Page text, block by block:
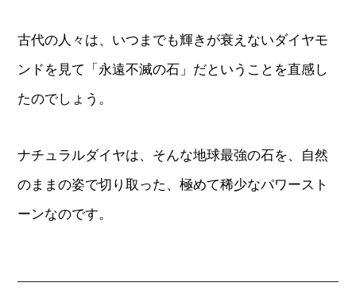
古代の人々は、いつまでも輝きが衰えないダイヤモ
ンドを見て「永遠不滅の石」だということを直感し
たのでしょう。
ナチュラルダイヤは、そんな地球最強の石を、自然
のままの姿で切り取った、極めて稀少なパワースト
ーンなのです。